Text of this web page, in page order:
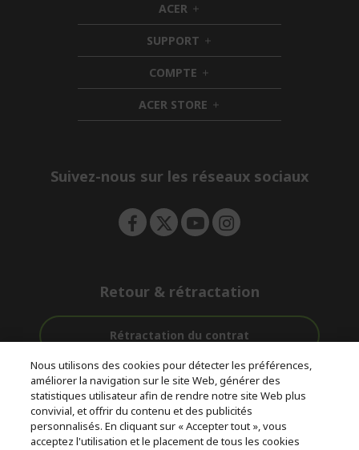
ACER h
i
d
d
e
n
SUPPORT h
i
d
d
e
n
COMPTE h
i
d
d
ACER STORE h
i
e
Suivez-nous sur les réseaux sociaux
Retour & rétractation
Rétractation du contrat
Livraison
Gratuite
Accompagnement
avant et après-
vente
Avec 0%
D'intérêt
© 2026 Acer Inc.
Nous utilisons des cookies pour détecter les préférences,
améliorer la navigation sur le site Web, générer des
statistiques utilisateur afin de rendre notre site Web plus
convivial, et offrir du contenu et des publicités
personnalisés. En cliquant sur « Accepter tout », vous
acceptez l'utilisation et le placement de tous les cookies